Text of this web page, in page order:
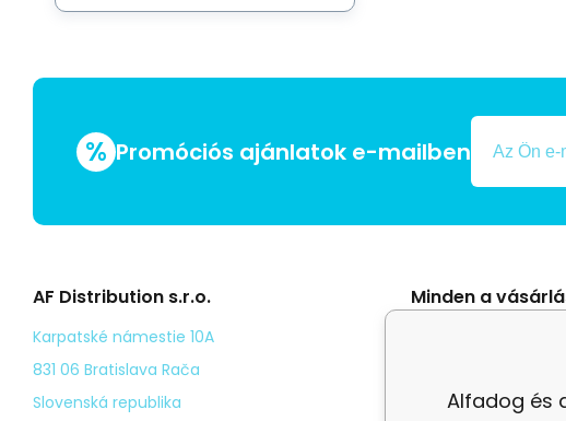
% Promóciós ajánlatok e-mailben
AF Distribution s.r.o.
Karpatské námestie 10A
831 06 Bratislava Rača
Slovenská republika
Minden a
Személyes
Alfadog és